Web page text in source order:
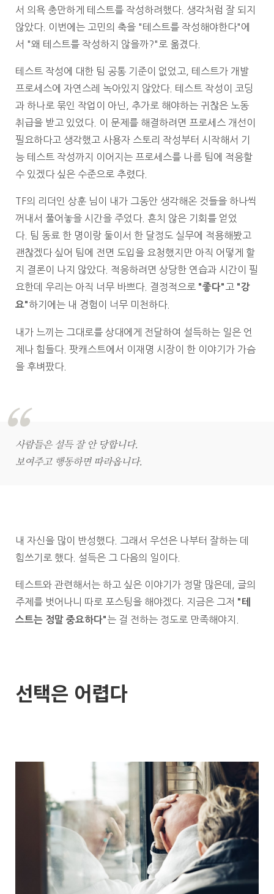
서 의욕 충만하게 테스트를 작성하려했다. 생각처럼 잘 되지
않았다. 이번에는 고민의 축을 "테스트를 작성해야한다"에
서 "왜 테스트를 작성하지 않을까?"로 옮겼다.
테스트 작성에 대한 팀 공통 기준이 없었고, 테스트가 개발
프로세스에 자연스레 녹아있지 않았다. 테스트 작성이 코딩
과 하나로 묶인 작업이 아닌, 추가로 해야하는 귀찮은 노동
취급을 받고 있었다. 이 문제를 해결하려면 프로세스 개선이
필요하다고 생각했고 사용자 스토리 작성부터 시작해서 기
능 테스트 작성까지 이어지는 프로세스를 나름 팀에 적응할
수 있겠다 싶은 수준으로 추렸다.
TF의 리더인 상훈 님이 내가 그동안 생각해온 것들을 하나씩
꺼내서 풀어놓을 시간을 주었다. 흔치 않은 기회를 얻었
다. 팀 동료 한 명이랑 둘이서 한 달정도 실무에 적용해봤고
괜찮겠다 싶어 팀에 전면 도입을 요청했지만 아직 어떻게 할
지 결론이 나지 않았다. 적응하려면 상당한 연습과 시간이 필
요한데 우리는 아직 너무 바쁘다. 결정적으로 "좋다" 고 "강
요" 하기에는 내 경험이 너무 미천하다.
내가 느끼는 그대로를 상대에게 전달하여 설득하는 일은 언
제나 힘들다. 팟캐스트에서 이재명 시장이 한 이야기가 가슴
을 후벼팠다.
사람들은 설득 잘 안 당합니다.
보여주고 행동하면 따라옵니다.
내 자신을 많이 반성했다. 그래서 우선은 나부터 잘하는 데
힘쓰기로 했다. 설득은 그 다음의 일이다.
테스트와 관련해서는 하고 싶은 이야기가 정말 많은데, 글의
주제를 벗어나니 따로 포스팅을 해야겠다. 지금은 그저 "테
스트는 정말 중요하다" 는 걸 전하는 정도로 만족해야지.
선택은 어렵다